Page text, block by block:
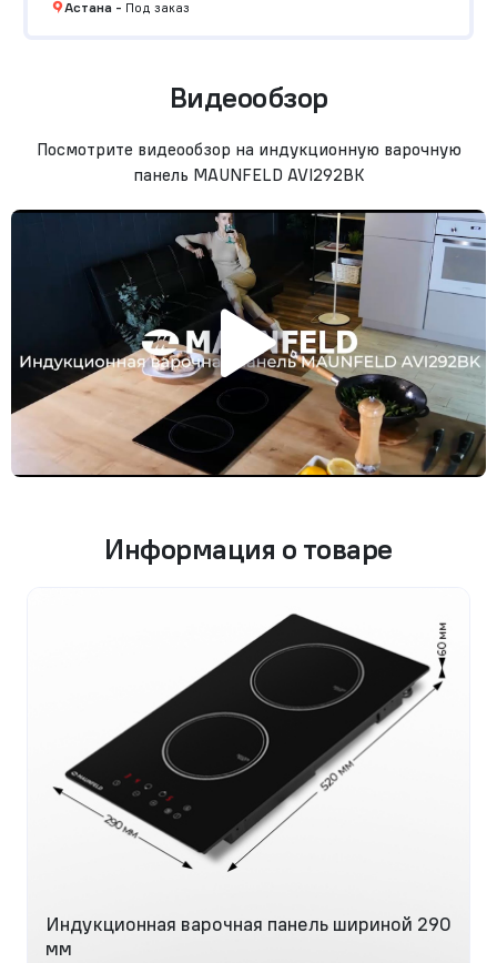
Астана- Под заказ
Видеообзор
Посмотрите видеообзор на индукционную варочную
панель MAUNFELD AVI292BK
Информация о товаре
Индукционная варочная панель шириной 290
мм